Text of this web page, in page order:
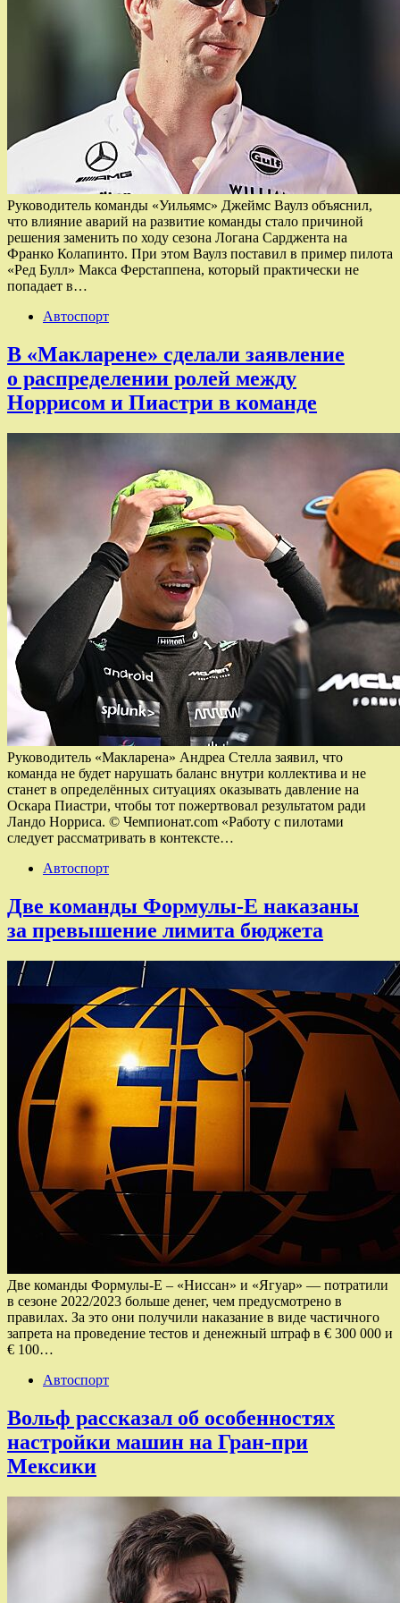
Руководитель команды «Уильямс» Джеймс Ваулз объяснил,
что влияние аварий на развитие команды стало причиной
решения заменить по ходу сезона Логана Сарджента на
Франко Колапинто. При этом Ваулз поставил в пример пилота
«Ред Булл» Макса Ферстаппена, который практически не
попадает в…
Автоспорт
В «Макларене» сделали заявление
о распределении ролей между
Норрисом и Пиастри в команде
Руководитель «Макларена» Андреа Стелла заявил, что
команда не будет нарушать баланс внутри коллектива и не
станет в определённых ситуациях оказывать давление на
Оскара Пиастри, чтобы тот пожертвовал результатом ради
Ландо Норриса. © Чемпионат.com «Работу с пилотами
следует рассматривать в контексте…
Автоспорт
Две команды Формулы-Е наказаны
за превышение лимита бюджета
Две команды Формулы-Е – «Ниссан» и «Ягуар» — потратили
в сезоне 2022/2023 больше денег, чем предусмотрено в
правилах. За это они получили наказание в виде частичного
запрета на проведение тестов и денежный штраф в € 300 000 и
€ 100…
Автоспорт
Вольф рассказал об особенностях
настройки машин на Гран-при
Мексики